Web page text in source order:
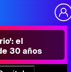
el
30 años